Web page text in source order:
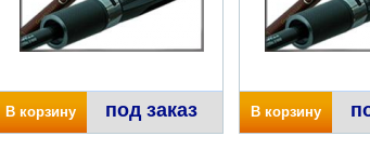
В корзину под заказ В корзину